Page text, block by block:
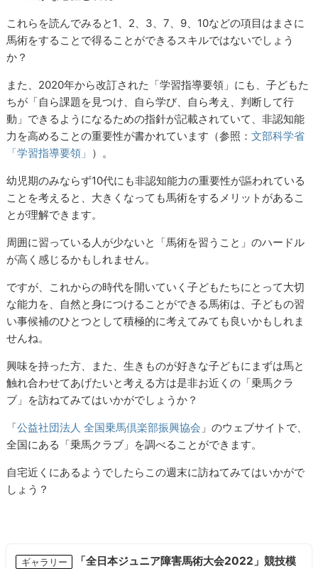
これらを読んでみると1、2、3、7、9、10などの項目はまさに
馬術をすることで得ることができるスキルではないでしょう
か？
また、2020年から改訂された「学習指導要領」にも、子どもた
ちが「自ら課題を見つけ、自ら学び、自ら考え、判断して行
動」できるようになるための指針が記載されていて、非認知能
力を高めることの重要性が書かれています（参照：文部科学省
「学習指導要領」 ）。
幼児期のみならず10代にも非認知能力の重要性が謳われている
ことを考えると、大きくなっても馬術をするメリットがあるこ
とが理解できます。
周囲に習っている人が少ないと「馬術を習うこと」のハードル
が高く感じるかもしれません。
ですが、これからの時代を開いていく子どもたちにとって大切
な能力を、自然と身につけることができる馬術は、子どもの習
い事候補のひとつとして積極的に考えてみても良いかもしれま
せんね。
興味を持った方、また、生きものが好きな子どもにまずは馬と
触れ合わせてあげたいと考える方は是非お近くの「乗馬クラ
ブ」を訪ねてみてはいかがでしょうか？
「公益社団法人 全国乗馬倶楽部振興協会 」のウェブサイトで、
全国にある「乗馬クラブ」を調べることができます。
自宅近くにあるようでしたらこの週末に訪ねてみてはいかがで
しょう？
ギャラリー
「全日本ジュニア障害馬術大会2022」競技模